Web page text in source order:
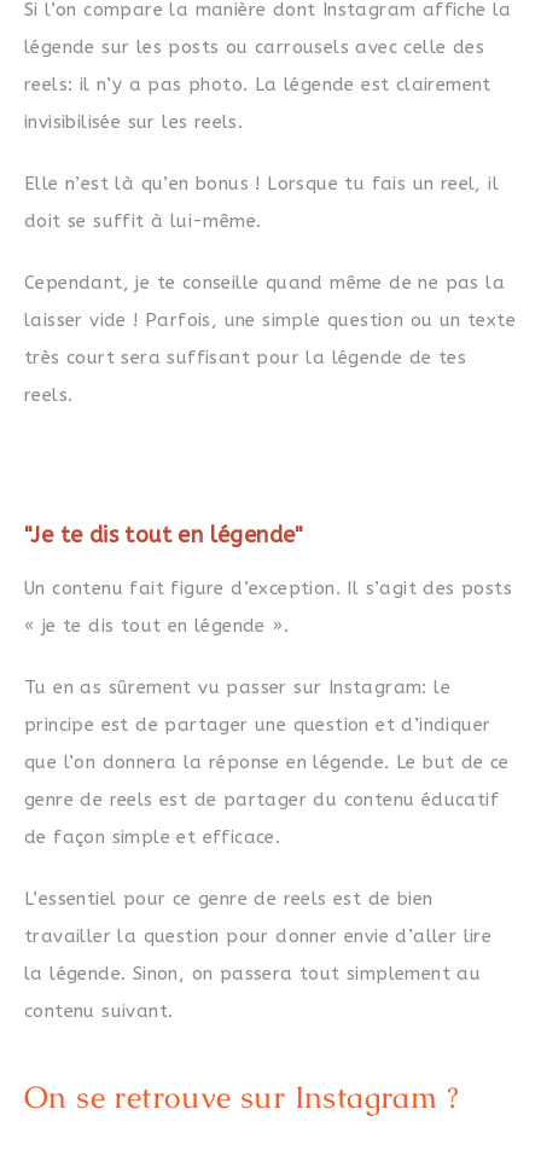
Si l’on compare la manière dont Instagram affiche la
légende sur les posts ou carrousels avec celle des
reels: il n’y a pas photo. La légende est clairement
invisibilisée sur les reels.
Elle n’est là qu’en bonus ! Lorsque tu fais un reel, il
doit se suffit à lui-même.
Cependant, je te conseille quand même de ne pas la
laisser vide ! Parfois, une simple question ou un texte
très court sera suffisant pour la légende de tes
reels.
"Je te dis tout en légende"
Un contenu fait figure d’exception. Il s’agit des posts
« je te dis tout en légende ».
Tu en as sûrement vu passer sur Instagram: le
principe est de partager une question et d’indiquer
que l’on donnera la réponse en légende. Le but de ce
genre de reels est de partager du contenu éducatif
de façon simple et efficace.
L’essentiel pour ce genre de reels est de bien
travailler la question pour donner envie d’aller lire
la légende. Sinon, on passera tout simplement au
contenu suivant.
On se retrouve sur Instagram ?